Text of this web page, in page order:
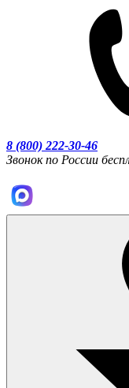
8 (800) 222-30-46
Звонок по России